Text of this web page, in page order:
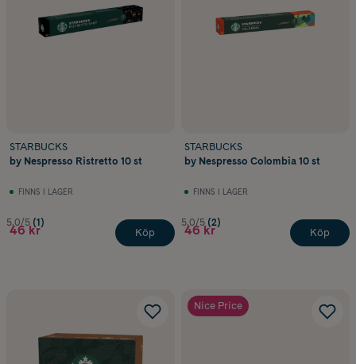
STARBUCKS
by Nespresso Ristretto 10 st
FINNS I LAGER
5.0/5 (1)
46 kr Köp
STARBUCKS
by Nespresso Colombia 10 st
FINNS I LAGER
5.0/5 (2)
46 kr Köp
Nice Price